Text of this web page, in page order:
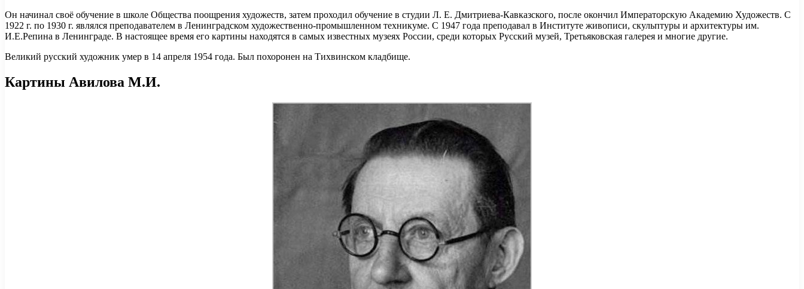
Он начинал своё обучение в школе Общества поощрения художеств, затем проходил обучение в студии Л. Е. Дмитриева-Кавказского, после окончил Императорскую Академию Художеств. С
1922 г. по 1930 г. являлся преподавателем в Ленинградском художественно-промышленном техникуме. С 1947 года преподавал в Институте живописи, скульптуры и архитектуры им.
И.Е.Репина в Ленинграде. В настоящее время его картины находятся в самых известных музеях России, среди которых Русский музей, Третьяковская галерея и многие другие.
Великий русский художник умер в 14 апреля 1954 года. Был похоронен на Тихвинском кладбище.
Картины Авилова М.И.